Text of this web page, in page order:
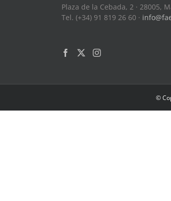
Plaza de la Cebada, 2 · 28005,
Tel. (+34) 91 819 26 60 ·
©